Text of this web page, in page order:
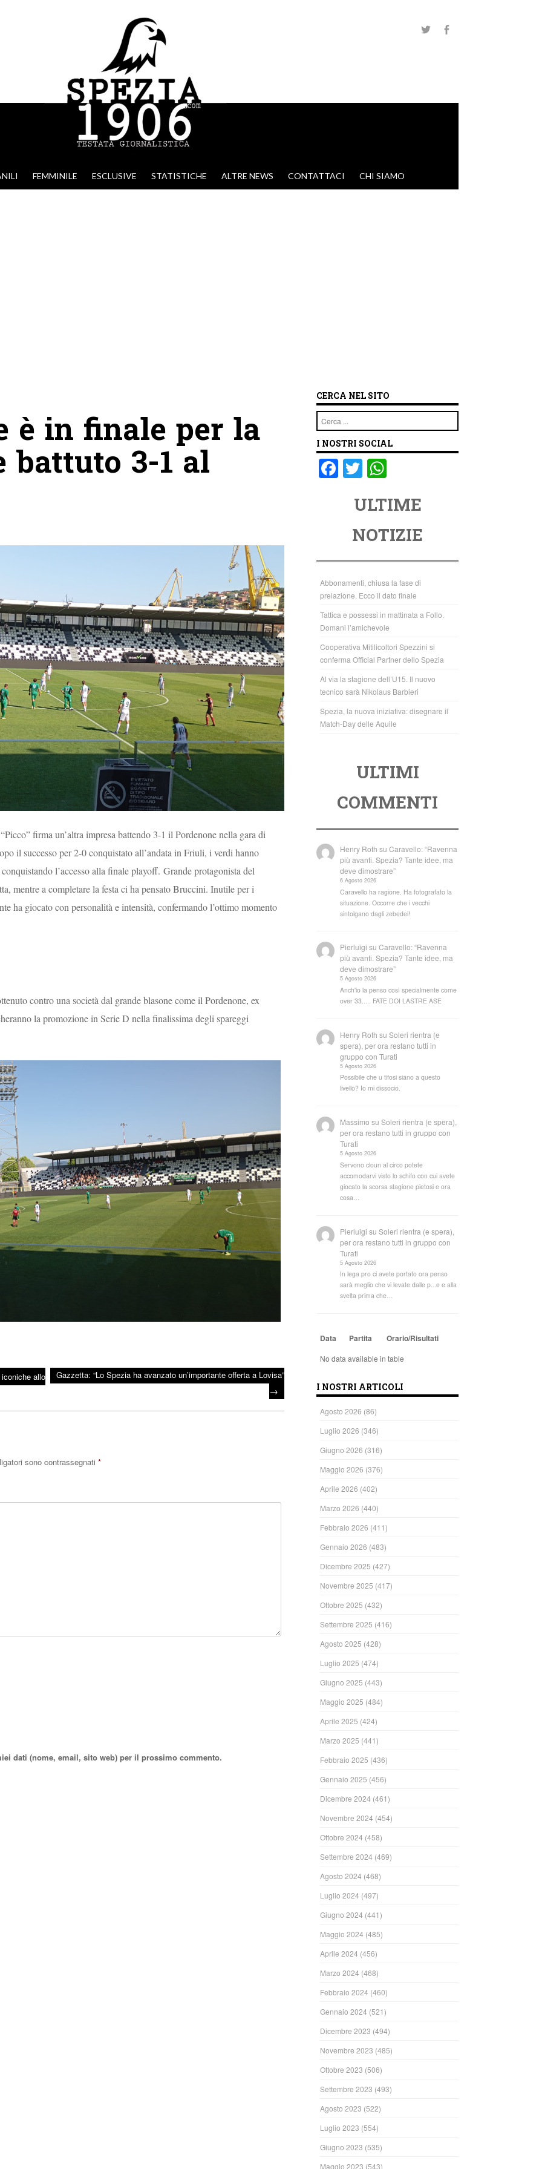
FEMMINILE ESCLUSIVE STATISTICHE ALTRE NEWS CONTATTACI CHI SIAMO
è in finale per la
battuto 3-1 al
firma un’altra impresa battendo 3-1 il Pordenone nella gara di
il successo per 2-0 conquistato all’andata in Friuli, i verdi hanno
l’accesso alla finale playoff. Grande protagonista del
mentre a completare la festa ci ha pensato Bruccini. Inutile per i
ha giocato con personalità e intensità, confermando l’ottimo momento
contro una società dal grande blasone come il Pordenone, ex
la promozione in Serie D nella finalissima degli spareggi
allo
Gazzetta: “Lo Spezia ha avanzato un’importante offerta a Lovisa”
→
sono contrassegnati *
dati (nome, email, sito web) per il prossimo commento.
CERCA NEL SITO
Cerca
I NOSTRI SOCIAL
F
o
o
k
T
tt
er
at
s
A
p
p
ULTIME
NOTIZIE
Abbonamenti, chiusa la fase di
prelazione. Ecco il dato finale
Tattica e possessi in mattinata a Follo.
Domani l’amichevole
Cooperativa Mitilicoltori Spezzini si
conferma Official Partner dello Spezia
Al via la stagione dell’U15. Il nuovo
tecnico sarà Nikolaus Barbieri
Spezia, la nuova iniziativa: disegnare il
Match-Day delle Aquile
ULTIMI
COMMENTI
Henry Roth suCaravello: “Ravenna
più avanti. Spezia? Tante idee, ma
deve dimostrare”
6 Agosto 2026
Caravello ha ragione. Ha fotografato la
situazione. Occorre che i vecchi
sintolgano dagli zebedei!
Pierluigi suCaravello: “Ravenna
più avanti. Spezia? Tante idee, ma
deve dimostrare”
5 Agosto 2026
Anch'io la penso così specialmente come
over 33..... FATE DOI LASTRE ASE
Henry Roth suSoleri rientra (e
spera), per ora restano tutti in
gruppo con Turati
5 Agosto 2026
Possibile che u tifosi siano a questo
livello? Io mi dissocio.
Massimo suSoleri rientra (e spera),
per ora restano tutti in gruppo con
Turati
5 Agosto 2026
Servono cloun al circo potete
accomodarvi visto lo schifo con cui avete
giocato la scorsa stagione pietosi e ora
cosa…
Pierluigi suSoleri rientra (e spera),
per ora restano tutti in gruppo con
Turati
5 Agosto 2026
In lega pro ci avete portato ora penso
sarà meglio che vi levate dalle p...e e alla
svelta prima che…
Data Partita Orario/Risultati
No data available in table
I NOSTRI ARTICOLI
Agosto 2026 (86)
Luglio 2026 (346)
Giugno 2026 (316)
Maggio 2026 (376)
Aprile 2026 (402)
Marzo 2026 (440)
Febbraio 2026 (411)
Gennaio 2026 (483)
Dicembre 2025 (427)
Novembre 2025 (417)
Ottobre 2025 (432)
Settembre 2025 (416)
Agosto 2025 (428)
Luglio 2025 (474)
Giugno 2025 (443)
Maggio 2025 (484)
Aprile 2025 (424)
Marzo 2025 (441)
Febbraio 2025 (436)
Gennaio 2025 (456)
Dicembre 2024 (461)
Novembre 2024 (454)
Ottobre 2024 (458)
Settembre 2024 (469)
Agosto 2024 (468)
Luglio 2024 (497)
Giugno 2024 (441)
Maggio 2024 (485)
Aprile 2024 (456)
Marzo 2024 (468)
Febbraio 2024 (460)
Gennaio 2024 (521)
Dicembre 2023 (494)
Novembre 2023 (485)
Ottobre 2023 (506)
Settembre 2023 (493)
Agosto 2023 (522)
Luglio 2023 (554)
Giugno 2023 (535)
Maggio 2023 (543)